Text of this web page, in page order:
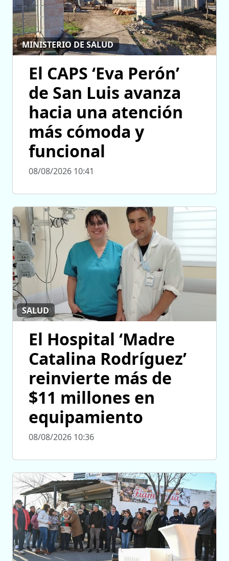
MINISTERIO DE SALUD
El CAPS ‘Eva Perón’
de San Luis avanza
hacia una atención
más cómoda y
funcional
08/08/2026 10:41
SALUD
El Hospital ‘Madre
Catalina Rodríguez’
reinvierte más de
$11 millones en
equipamiento
08/08/2026 10:36